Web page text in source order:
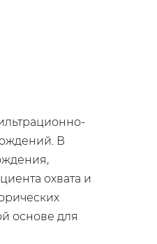
В
охвата и
основе для